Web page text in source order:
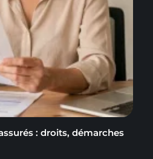
: droits, démarches